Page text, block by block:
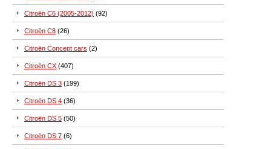
Citroën C6 (2005-2012) (92)
Citroën C8 (26)
Citroën Concept cars (2)
Citroën CX (407)
Citroën DS 3 (199)
Citroën DS 4 (36)
Citroën DS 5 (50)
Citroën DS 7 (6)